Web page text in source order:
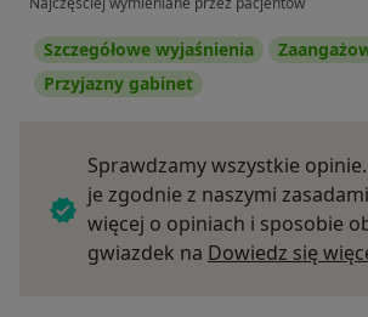
Szczegółowe wyjaśnienia
Przyjazny gabinet
Sprawdzamy wszystkie
je zgodnie z naszymi
więcej o opiniach i sposobie
gwiazdek na Dowiedz się